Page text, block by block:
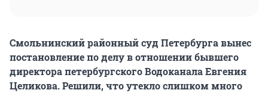
Смольнинский районный суд Петербурга вынес
постановление по делу в отношении бывшего
директора петербургского Водоканала Евгения
Целикова. Решили, что утекло слишком много